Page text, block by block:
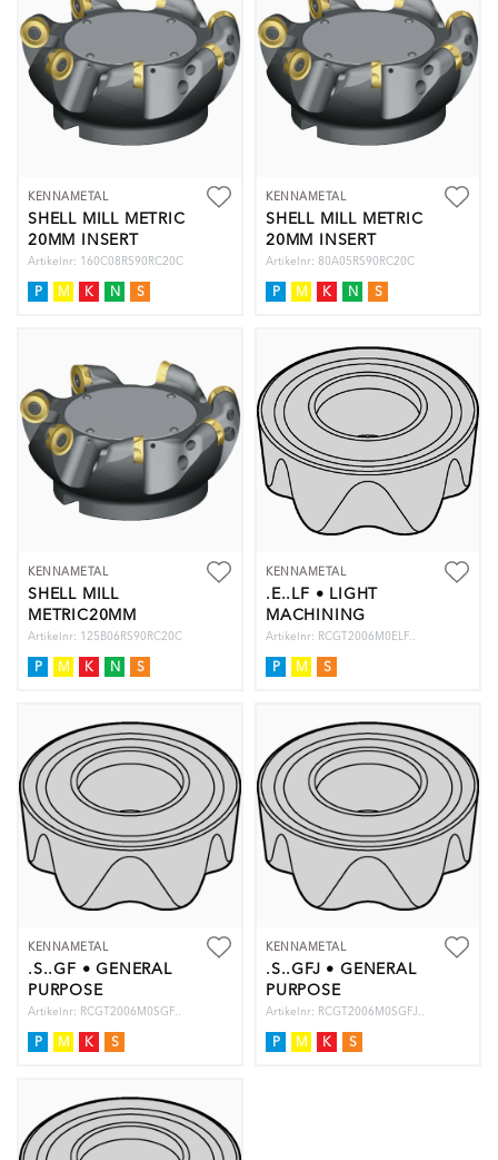
KENNAMETAL
SHELL MILL METRIC
20MM INSERT
Artikelnr: 160C08RS90RC20C
P M K N S
KENNAMETAL
SHELL MILL METRIC
20MM INSERT
Artikelnr: 80A05RS90RC20C
P M K N S
KENNAMETAL
SHELL MILL
METRIC20MM
INSERT
Artikelnr: 125B06RS90RC20C
P M K N S
KENNAMETAL
.E..LF • LIGHT
MACHINING
Artikelnr: RCGT2006M0ELF..
P M S
KENNAMETAL
.S..GF • GENERAL
PURPOSE
Artikelnr: RCGT2006M0SGF..
P M K S
KENNAMETAL
.S..GFJ • GENERAL
PURPOSE
Artikelnr: RCGT2006M0SGFJ..
P M K S